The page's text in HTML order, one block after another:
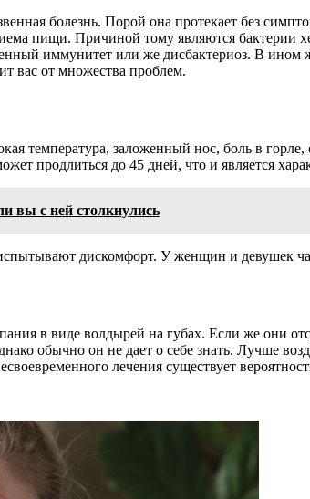
болезнь. Порой она протекает без
пищи. Причиной тому являются бактерии
иммунитет или же дисбактериоз. В ином
вас от множества проблем.
температура, заложенный нос, боль в
продлиться до 45 дней, что и является
вы с ней столкнулись
дискомфорт. У женщин и девушек
в виде волдырей на губах. Если же они
обычно он не дает о себе знать. Лучше
лечения существует